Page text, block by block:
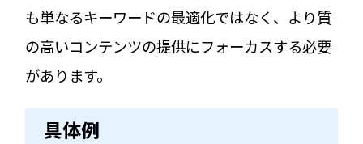
も単なるキーワードの最適化ではなく、より質
の高いコンテンツの提供にフォーカスする必要
があります。
具体例